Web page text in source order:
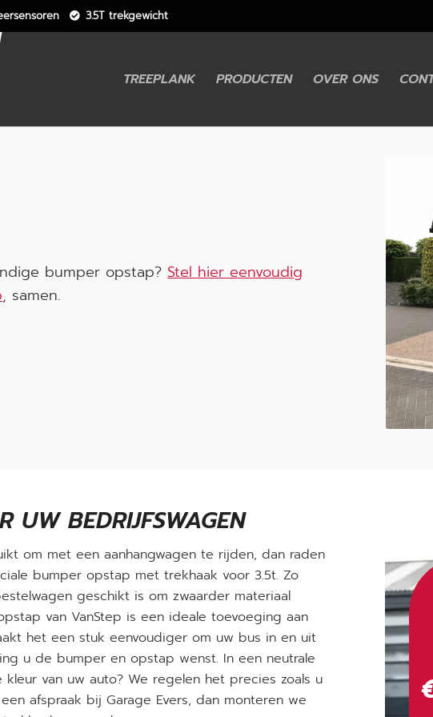
3.5T trekgewicht
TREEPLANK PRODUCTEN OVER ONS
bumper opstap? Stel hier eenvoudig
, samen.
UW BEDRIJFSWAGEN
om met een aanhangwagen te rijden, dan raden
bumper opstap met trekhaak voor 3.5t. Zo
geschikt is om zwaarder materiaal
van VanStep is een ideale toevoeging aan
het een stuk eenvoudiger om uw bus in en uit
u de bumper en opstap wenst. In een neutrale
van uw auto? We regelen het precies zoals u
afspraak bij Garage Evers, dan monteren we